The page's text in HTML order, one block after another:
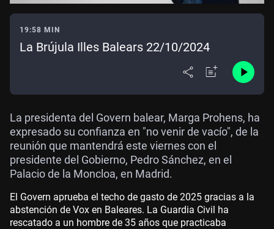
19:58 MIN
La Brújula Illes Balears 22/10/2024
La presidenta del Govern balear, Marga Prohens, ha
expresado su confianza en "no venir de vacío", de la
reunión que mantendrá este viernes con el
presidente del Gobierno, Pedro Sánchez, en el
Palacio de la Moncloa, en Madrid.
El Govern aprueba el techo de gasto de 2025 gracias a la
abstención de Vox en Baleares. La Guardia Civil ha
rescatado a un hombre de 35 años que practicaba